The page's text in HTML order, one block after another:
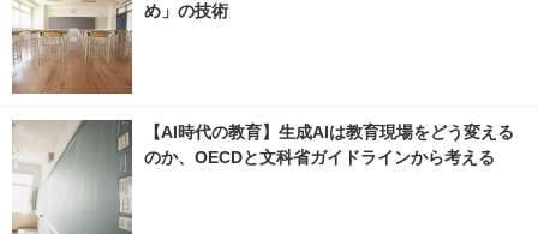
め」の技術
【AI時代の教育】生成AIは教育現場をどう変える
のか、OECDと文科省ガイドラインから考える